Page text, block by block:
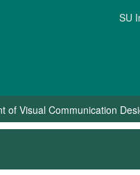
SU
of Visual Communication